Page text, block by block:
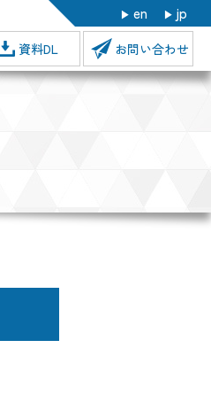
en jp
資料DL お問い合わせ